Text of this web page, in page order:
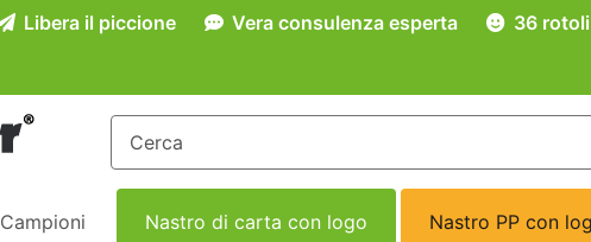
Libera il piccione Vera consulenza esperta
36
Campioni Nastro di carta con logo Nastro PP con